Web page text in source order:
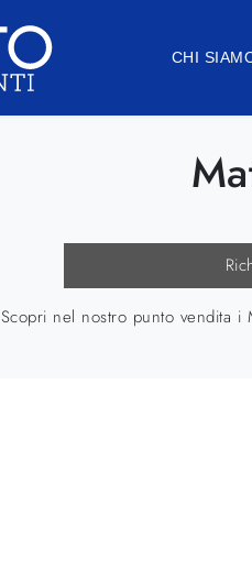
CHI
Scopri nel nostro punto vendita i